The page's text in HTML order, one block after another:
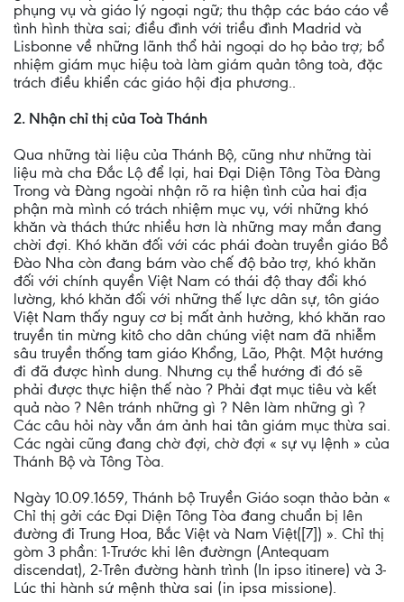
phụng vụ và giáo lý ngoại ngữ; thu thập các báo cáo về
tình hình thừa sai; điều đình với triều đình Madrid và
Lisbonne về những lãnh thổ hải ngoại do họ bảo trợ; bổ
nhiệm giám mục hiệu toà làm giám quản tông toà, đặc
trách điều khiển các giáo hội địa phương..
2. Nhận chỉ thị của Toà Thánh
Qua những tài liệu của Thánh Bộ, cũng như những tài
liệu mà cha Ðắc Lộ để lại, hai Ðại Diện Tông Tòa Ðàng
Trong và Ðàng ngoài nhận rõ ra hiện tình của hai địa
phận mà mình có trách nhiệm mục vụ, với những khó
khăn và thách thức nhiều hơn là những may mắn đang
chời đợi. Khó khăn đối với các phái đoàn truyền giáo Bồ
Ðào Nha còn đang bám vào chế độ bảo trợ, khó khăn
đối với chính quyền Việt Nam có thái độ thay đổi khó
lường, khó khăn đối với những thế lực dân sự, tôn giáo
Việt Nam thấy nguy cơ bị mất ảnh hưởng, khó khăn rao
truyền tin mừng kitô cho dân chúng việt nam đã nhiễm
sâu truyền thống tam giáo Khổng, Lão, Phật. Một hướng
đi đã được hình dung. Nhưng cụ thể hướng đi đó sẽ
phải được thực hiện thế nào ? Phải đạt mục tiêu và kết
quả nào ? Nên tránh những gì ? Nên làm những gì ?
Các câu hỏi này vẫn ám ảnh hai tân giám mục thừa sai.
Các ngài cũng đang chờ đợi, chờ đợi « sự vụ lệnh » của
Thánh Bộ và Tông Tòa.
Ngày 10.09.1659, Thánh bộ Truyền Giáo soạn thảo bản «
Chỉ thị gởi các Ðại Diện Tông Tòa đang chuẩn bị lên
đường đi Trung Hoa, Bắc Việt và Nam Việt([7]) ». Chỉ thị
gòm 3 phần: 1-Trước khi lên đườngn (Antequam
discendat), 2-Trên đường hành trình (In ipso itinere) và 3-
Lúc thi hành sứ mệnh thừa sai (in ipsa missione).